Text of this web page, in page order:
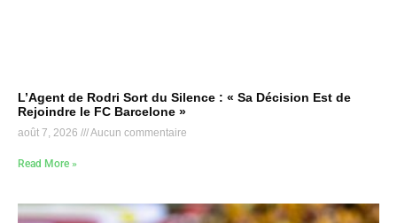
L’Agent de Rodri Sort du Silence : « Sa Décision Est de
Rejoindre le FC Barcelone »
août 7, 2026 Aucun commentaire
Read More »